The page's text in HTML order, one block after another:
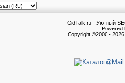
GidTalk.ru - Уютный
Powered
Copyright ©2000 -